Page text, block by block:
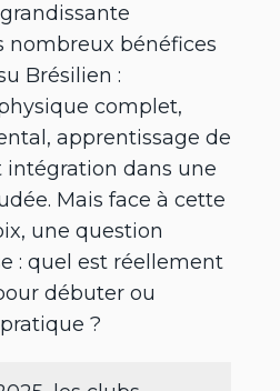
nombreux bénéfices
Brésilien :
complet,
apprentissage de
intégration dans une
Mais face à cette
une question
: quel est réellement
débuter ou
?